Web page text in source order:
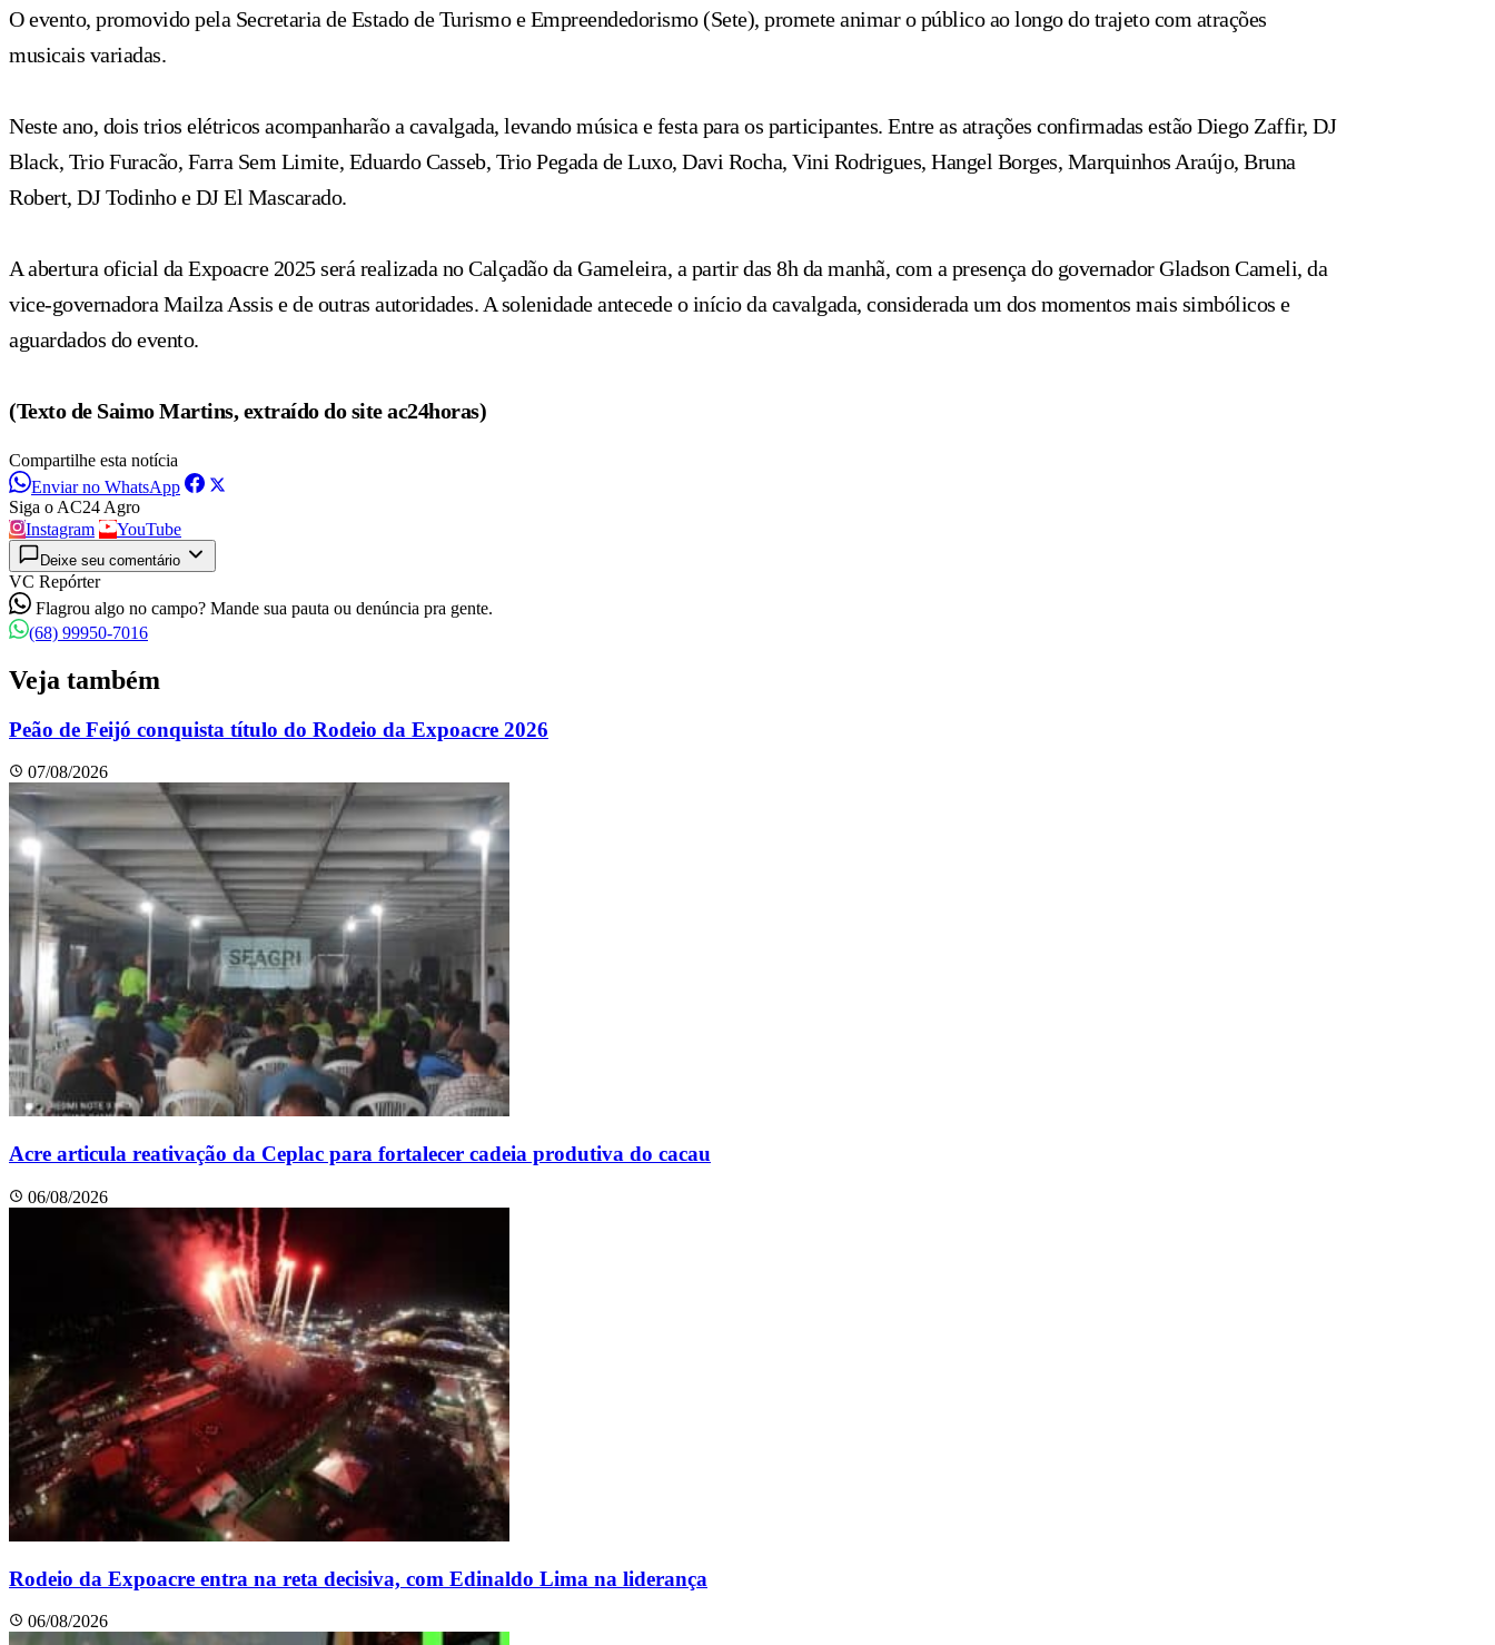
O evento, promovido pela Secretaria de Estado de Turismo e Empreendedorismo (Sete), promete animar o público ao longo do trajeto com atrações
musicais variadas.
Neste ano, dois trios elétricos acompanharão a cavalgada, levando música e festa para os participantes. Entre as atrações confirmadas estão Diego Zaffir, DJ
Black, Trio Furacão, Farra Sem Limite, Eduardo Casseb, Trio Pegada de Luxo, Davi Rocha, Vini Rodrigues, Hangel Borges, Marquinhos Araújo, Bruna
Robert, DJ Todinho e DJ El Mascarado.
A abertura oficial da Expoacre 2025 será realizada no Calçadão da Gameleira, a partir das 8h da manhã, com a presença do governador Gladson Cameli, da
vice-governadora Mailza Assis e de outras autoridades. A solenidade antecede o início da cavalgada, considerada um dos momentos mais simbólicos e
aguardados do evento.
(Texto de Saimo Martins, extraído do site ac24horas)
Compartilhe esta notícia
Enviar no WhatsApp
Siga o AC24 Agro
Instagram
YouTube
Deixe seu comentário
VC Repórter
Flagrou algo no campo? Mande sua pauta ou denúncia pra gente.
(68) 99950-7016
Veja também
Peão de Feijó conquista título do Rodeio da Expoacre 2026
07/08/2026
Acre articula reativação da Ceplac para fortalecer cadeia produtiva do cacau
06/08/2026
Rodeio da Expoacre entra na reta decisiva, com Edinaldo Lima na liderança
06/08/2026